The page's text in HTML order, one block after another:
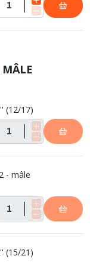
MÂLE
(12/17)
- mâle
(15/21)